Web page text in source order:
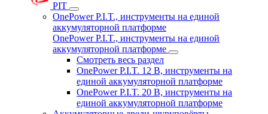
PIT
OnePower P.I.T., инструменты на единой
аккумуляторной платформе
OnePower P.I.T., инструменты на единой
аккумуляторной платформе
Смотреть весь раздел
OnePower P.I.T. 12 В, инструменты на
единой аккумуляторной платформе
OnePower P.I.T. 20 В, инструменты на
единой аккумуляторной платформе